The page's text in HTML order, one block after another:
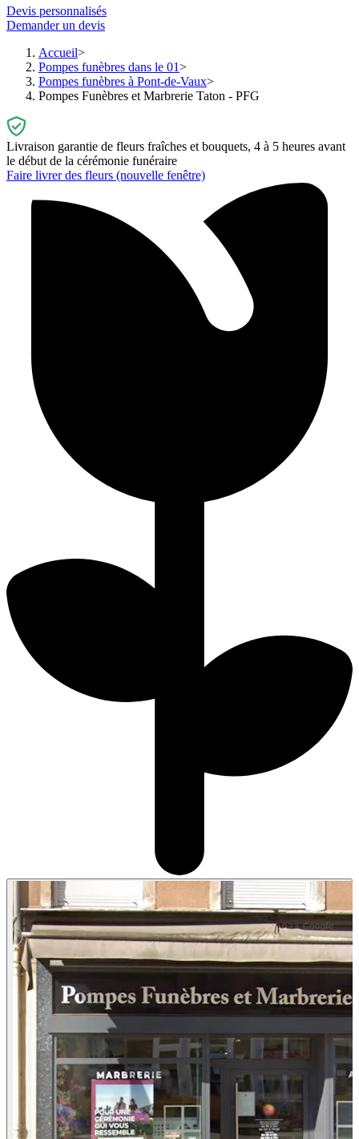
Devis personnalisés
Demander un devis
Accueil
Pompes funèbres dans le 01
Pompes funèbres à Pont-de-Vaux
Pompes Funèbres et Marbrerie Taton - PFG
Livraison garantie de fleurs fraîches et bouquets, 4 à 5 heures avant
le début de la cérémonie funéraire
Faire livrer des fleurs (nouvelle fenêtre)